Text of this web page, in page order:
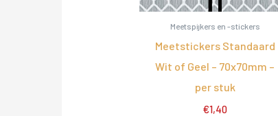
Meetspijkers en -stickers
Meetstickers Standaard
Wit of Geel – 70x70mm –
per stuk
€1,40